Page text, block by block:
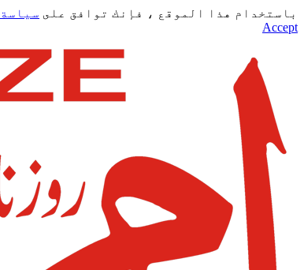
باستخدام هذا الموقع ، فإنك توافق على
Accept